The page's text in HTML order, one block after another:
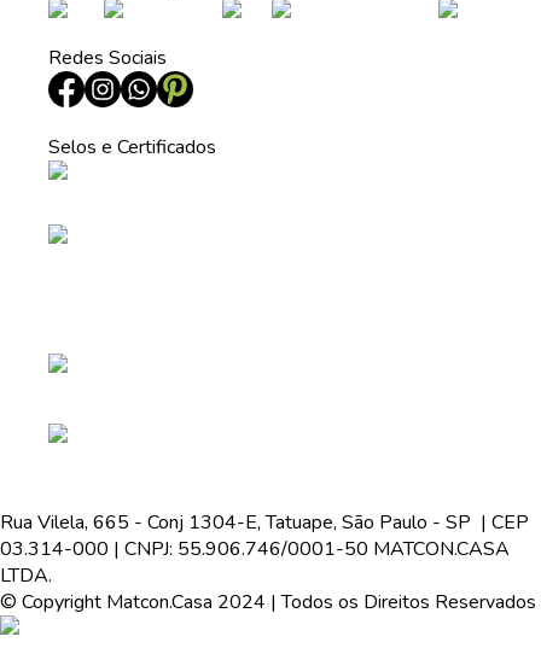
Redes Sociais
Selos e Certificados
Rua Vilela, 665 - Conj 1304-E, Tatuape, São Paulo - SP | CEP
03.314-000 | CNPJ: 55.906.746/0001-50 MATCON.CASA
LTDA.
© Copyright Matcon.Casa 2024 | Todos os Direitos Reservados